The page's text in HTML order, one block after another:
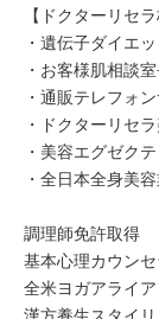
【ドクターリセラ
・遺伝子ダイエ
・お客様肌相談
・通販テレフォ
・ドクターリセ
・美容エグゼク
・全日本全身美
調理師免許取得
基本心理カウン
全米ヨガアライ